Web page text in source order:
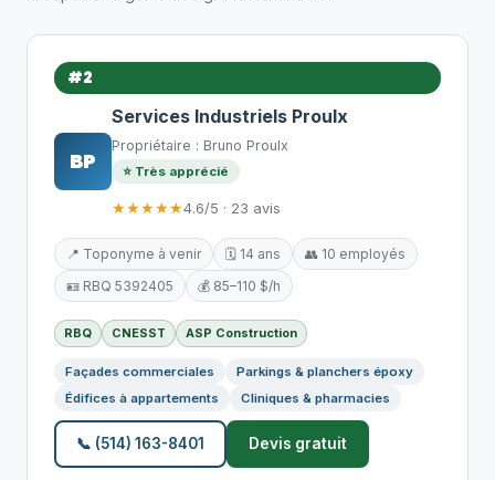
#2
BP
Services Industriels Proulx
Propriétaire : Bruno Proulx
⭐ Très apprécié
★★★★★4.6/5 · 23 avis
📍 Toponyme à venir 🗓️ 14 ans
👥 10 employés
🪪 RBQ 5392405
💰 85–110 $/h
RBQ CNESST ASP Construction
Façades commerciales
Parkings & planchers époxy
Édifices à appartements
Cliniques & pharmacies
📞 (514) 163-8401 Devis gratuit